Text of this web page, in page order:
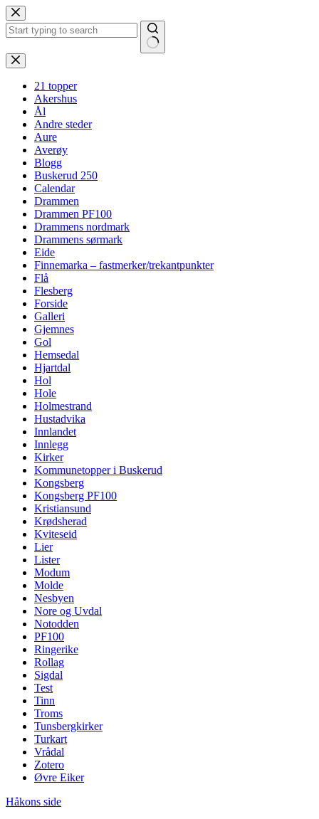
Hopp
til
innholdet
Ingen
resultater
21 topper
Akershus
Ål
Andre steder
Aure
Averøy
Blogg
Buskerud 250
Calendar
Drammen
Drammen PF100
Drammens nordmark
Drammens sørmark
Eide
Finnemarka – fastmerker/trekantpunkter
Flå
Flesberg
Forside
Galleri
Gjemnes
Gol
Hemsedal
Hjartdal
Hol
Hole
Holmestrand
Hustadvika
Innlandet
Innlegg
Kirker
Kommunetopper i Buskerud
Kongsberg
Kongsberg PF100
Kristiansund
Krødsherad
Kviteseid
Lier
Lister
Modum
Molde
Nesbyen
Nore og Uvdal
Notodden
PF100
Ringerike
Rollag
Sigdal
Test
Tinn
Troms
Tunsbergkirker
Turkart
Vrådal
Zotero
Øvre Eiker
Håkons side